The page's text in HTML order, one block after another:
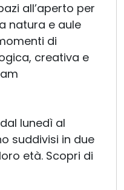
all’aperto per
natura e aule
di
creativa e
dal lunedì al
suddivisi in due
età. Scopri di